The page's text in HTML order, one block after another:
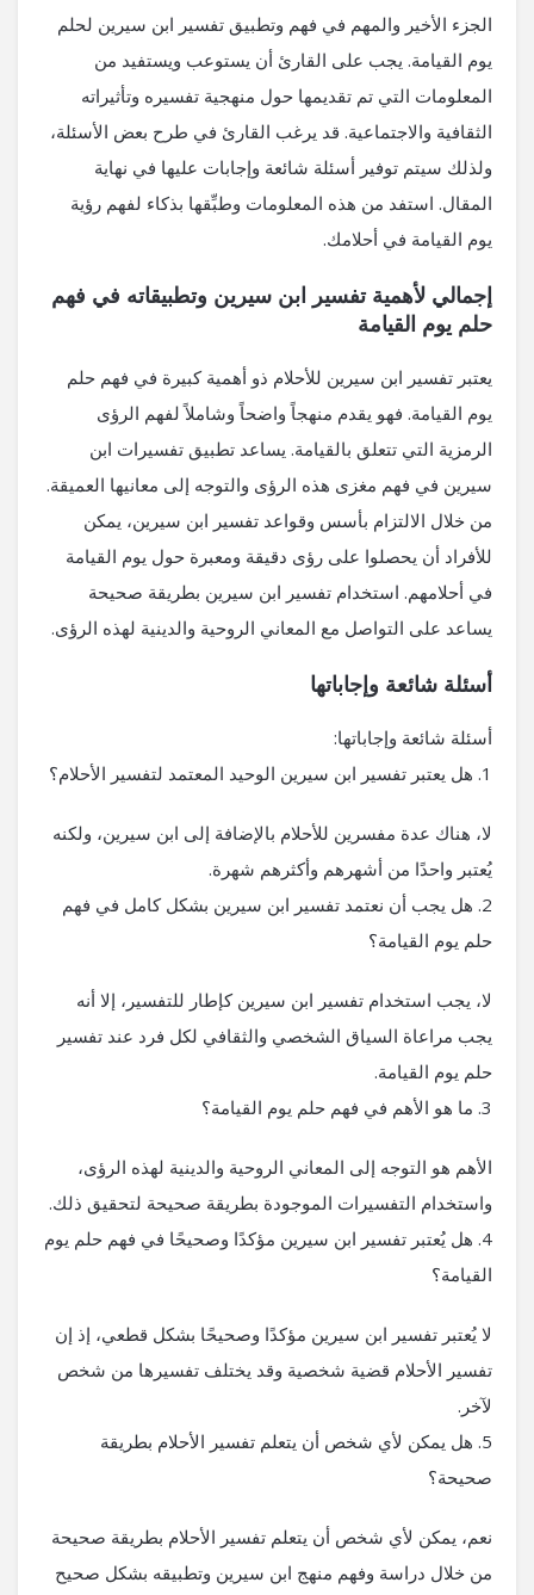
الجزء الأخير والمهم في فهم وتطبيق تفسير ابن سيرين لحلم
يوم القيامة. يجب على القارئ أن يستوعب ويستفيد من
المعلومات التي تم تقديمها حول منهجية تفسيره وتأثيراته
الثقافية والاجتماعية. قد يرغب القارئ في طرح بعض الأسئلة،
ولذلك سيتم توفير أسئلة شائعة وإجابات عليها في نهاية
المقال. استفد من هذه المعلومات وطبِّقها بذكاء لفهم رؤية
يوم القيامة في أحلامك.
إجمالي لأهمية تفسير ابن سيرين وتطبيقاته في فهم
حلم يوم القيامة
يعتبر تفسير ابن سيرين للأحلام ذو أهمية كبيرة في فهم حلم
يوم القيامة. فهو يقدم منهجاً واضحاً وشاملاً لفهم الرؤى
الرمزية التي تتعلق بالقيامة. يساعد تطبيق تفسيرات ابن
سيرين في فهم مغزى هذه الرؤى والتوجه إلى معانيها العميقة.
من خلال الالتزام بأسس وقواعد تفسير ابن سيرين، يمكن
للأفراد أن يحصلوا على رؤى دقيقة ومعبرة حول يوم القيامة
في أحلامهم. استخدام تفسير ابن سيرين بطريقة صحيحة
يساعد على التواصل مع المعاني الروحية والدينية لهذه الرؤى.
أسئلة شائعة وإجاباتها
أسئلة شائعة وإجاباتها:
1. هل يعتبر تفسير ابن سيرين الوحيد المعتمد لتفسير الأحلام؟
لا، هناك عدة مفسرين للأحلام بالإضافة إلى ابن سيرين، ولكنه
يُعتبر واحدًا من أشهرهم وأكثرهم شهرة.
2. هل يجب أن نعتمد تفسير ابن سيرين بشكل كامل في فهم
حلم يوم القيامة؟
لا، يجب استخدام تفسير ابن سيرين كإطار للتفسير، إلا أنه
يجب مراعاة السياق الشخصي والثقافي لكل فرد عند تفسير
حلم يوم القيامة.
3. ما هو الأهم في فهم حلم يوم القيامة؟
الأهم هو التوجه إلى المعاني الروحية والدينية لهذه الرؤى،
واستخدام التفسيرات الموجودة بطريقة صحيحة لتحقيق ذلك.
4. هل يُعتبر تفسير ابن سيرين مؤكدًا وصحيحًا في فهم حلم يوم
القيامة؟
لا يُعتبر تفسير ابن سيرين مؤكدًا وصحيحًا بشكل قطعي، إذ إن
تفسير الأحلام قضية شخصية وقد يختلف تفسيرها من شخص
لآخر.
5. هل يمكن لأي شخص أن يتعلم تفسير الأحلام بطريقة
صحيحة؟
نعم، يمكن لأي شخص أن يتعلم تفسير الأحلام بطريقة صحيحة
من خلال دراسة وفهم منهج ابن سيرين وتطبيقه بشكل صحيح